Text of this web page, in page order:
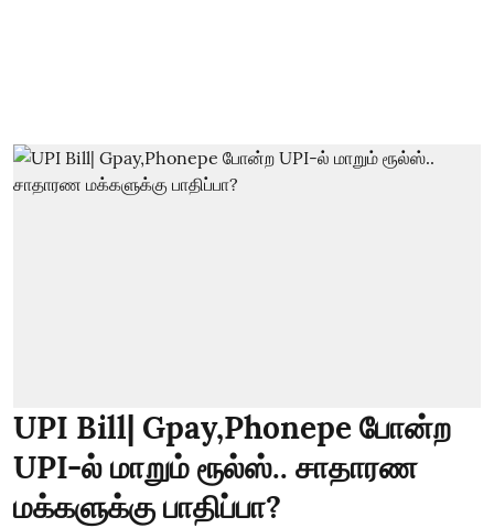
UPI Bill| Gpay,Phonepe போன்ற
UPI-ல் மாறும் ரூல்ஸ்.. சாதாரண
மக்களுக்கு பாதிப்பா?